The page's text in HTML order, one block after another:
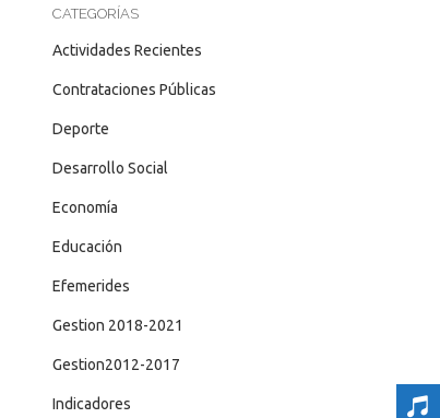
CATEGORÍAS
Actividades Recientes
Contrataciones Públicas
Deporte
Desarrollo Social
Economía
Educación
Efemerides
Gestion 2018-2021
Gestion2012-2017
Indicadores